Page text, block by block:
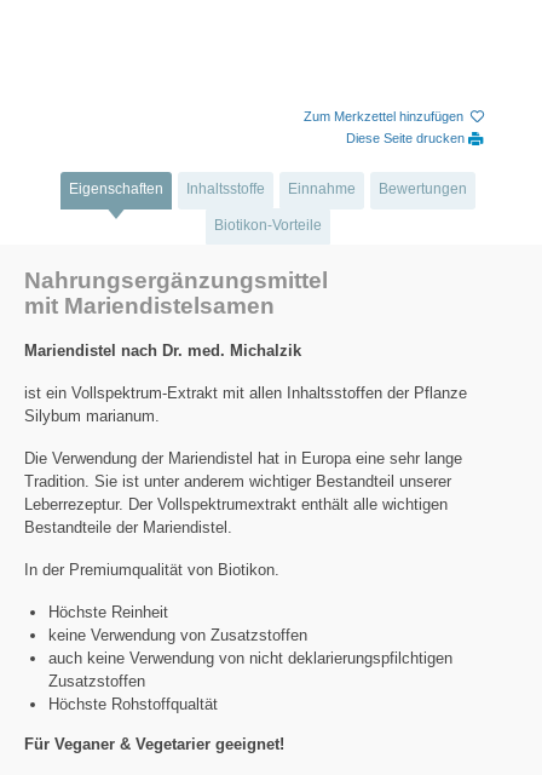
Zum Merkzettel hinzufügen
Diese Seite drucken
Eigenschaften Inhaltsstoffe Einnahme Bewertungen
Biotikon-Vorteile
Nahrungsergänzungsmittel
mit Mariendistelsamen
Mariendistel nach Dr. med. Michalzik
ist ein Vollspektrum-Extrakt mit allen Inhaltsstoffen der Pflanze
Silybum marianum.
Die Verwendung der Mariendistel hat in Europa eine sehr lange
Tradition. Sie ist unter anderem wichtiger Bestandteil unserer
Leberrezeptur. Der Vollspektrumextrakt enthält alle wichtigen
Bestandteile der Mariendistel.
In der Premiumqualität von Biotikon.
Höchste Reinheit
keine Verwendung von Zusatzstoffen
auch keine Verwendung von nicht deklarierungspfilchtigen
Zusatzstoffen
Höchste Rohstoffqualtät
Für Veganer & Vegetarier geeignet!